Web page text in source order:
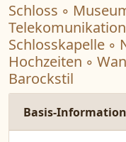
Schloss ◦
Schlosskapelle ◦
Hochzeiten ◦
Barockstil
Basis-